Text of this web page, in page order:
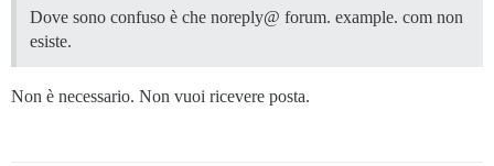
Dove sono confuso è che noreply@ forum. example. com non
esiste.
Non è necessario. Non vuoi ricevere posta.